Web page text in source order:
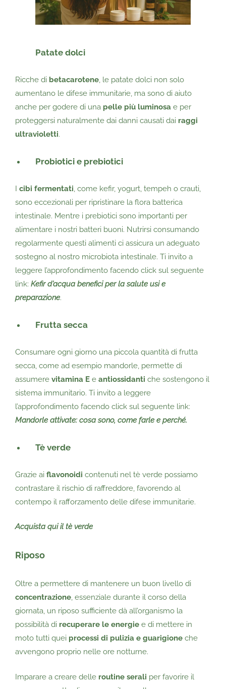
Patate dolci
Ricche di betacarotene, le patate dolci non solo
aumentano le difese immunitarie, ma sono di aiuto
anche per godere di una pelle più luminosa e per
proteggersi naturalmente dai danni causati dai raggi
ultravioletti.
Probiotici e prebiotici
I cibi fermentati, come kefir, yogurt, tempeh o crauti,
sono eccezionali per ripristinare la flora batterica
intestinale. Mentre i prebiotici sono importanti per
alimentare i nostri batteri buoni. Nutrirsi consumando
regolarmente questi alimenti ci assicura un adeguato
sostegno al nostro microbiota intestinale. Ti invito a
leggere l’approfondimento facendo click sul seguente
link: Kefir d’acqua benefici per la salute usi e
preparazione.
Frutta secca
Consumare ogni giorno una piccola quantità di frutta
secca, come ad esempio mandorle, permette di
assumere vitamina E e antiossidanti che sostengono il
sistema immunitario. Ti invito a leggere
l’approfondimento facendo click sul seguente link:
Mandorle attivate: cosa sono, come farle e perché.
Tè verde
Grazie ai flavonoidi contenuti nel tè verde possiamo
contrastare il rischio di raffreddore, favorendo al
contempo il rafforzamento delle difese immunitarie.
Acquista qui il tè verde
Riposo
Oltre a permettere di mantenere un buon livello di
concentrazione, essenziale durante il corso della
giornata, un riposo sufficiente dà all’organismo la
possibilità di recuperare le energie e di mettere in
moto tutti quei processi di pulizia e guarigione che
avvengono proprio nelle ore notturne.
Imparare a creare delle routine serali per favorire il